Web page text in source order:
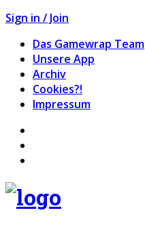
Sign in / Join
Das Gamewrap Team
Unsere App
Archiv
Cookies?!
Impressum